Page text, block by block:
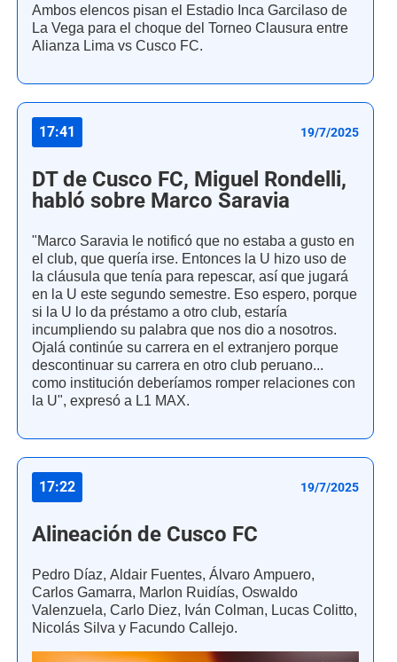
Ambos elencos pisan el Estadio Inca Garcilaso de
La Vega para el choque del Torneo Clausura entre
Alianza Lima vs Cusco FC.
17:41 19/7/2025
DT de Cusco FC, Miguel Rondelli,
habló sobre Marco Saravia
"Marco Saravia le notificó que no estaba a gusto en
el club, que quería irse. Entonces la U hizo uso de
la cláusula que tenía para repescar, así que jugará
en la U este segundo semestre. Eso espero, porque
si la U lo da préstamo a otro club, estaría
incumpliendo su palabra que nos dio a nosotros.
Ojalá continúe su carrera en el extranjero porque
descontinuar su carrera en otro club peruano...
como institución deberíamos romper relaciones con
la U", expresó a L1 MAX.
17:22 19/7/2025
Alineación de Cusco FC
Pedro Díaz, Aldair Fuentes, Álvaro Ampuero,
Carlos Gamarra, Marlon Ruidías, Oswaldo
Valenzuela, Carlo Diez, Iván Colman, Lucas Colitto,
Nicolás Silva y Facundo Callejo.